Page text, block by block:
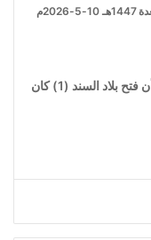
بقلم/ د. زين العابدين كامل سيد ذكرنا سابقًا أن فتح بلاد السند (1) كان